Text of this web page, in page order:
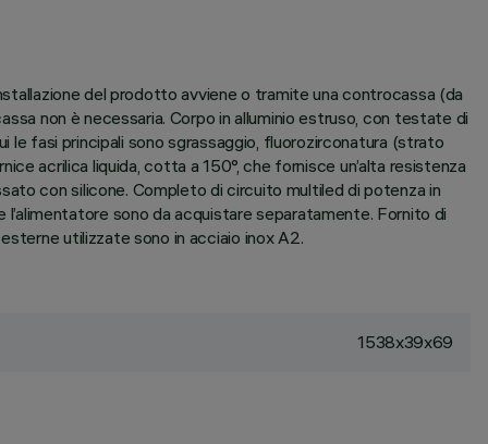
del prodotto avviene o tramite una controcassa (da
non è necessaria. Corpo in alluminio estruso, con testate di
fasi principali sono sgrassaggio, fluorozirconatura (strato
acrilica liquida, cotta a 150°, che fornisce un’alta resistenza
con silicone. Completo di circuito multiled di potenza in
sono da acquistare separatamente. Fornito di
utilizzate sono in acciaio inox A2.
1538x39x69